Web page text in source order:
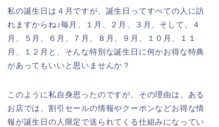
私の誕生日は４月ですが、誕生日ってすべての人に訪
れますからね♪毎月、１月、２月、３月、そして、４
月、５月、６月、７月、８月、９月、１０月、１１
月、１２月と、そんな特別な誕生日に何かお得な特典
があってもいいと思いませんか？
このように私自身思ったのですが、その理由は、ある
お店では、割引セールの情報やクーポンなどお得な情
報が誕生日の人限定で送られてくる仕組みになってい